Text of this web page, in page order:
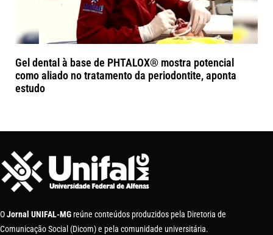
Gel dental à base de PHTALOX® mostra potencial
como aliado no tratamento da periodontite, aponta
estudo
OJornal UNIFAL-MG reúne conteúdos produzidos pela Diretoria de
Comunicação Social (Dicom) e pela comunidade universitária.